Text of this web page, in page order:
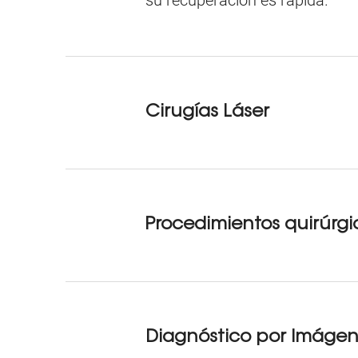
Cirugías Láser
Procedimientos
Diagnóstico por